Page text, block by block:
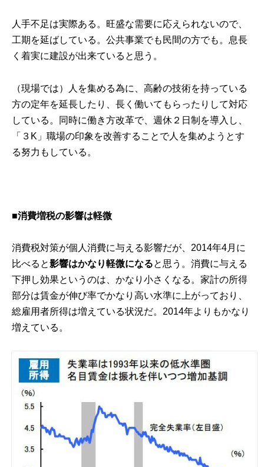
人手不足は実際ある。旺盛な需要に応えられないので、
工期を延ばしている。公共事業でも民間の方でも。息長
く着実に建設が出来ていると思う。
（現場では）人を集める為に、高齢の技術を持っている
方の定年を延長したり、長く働いてもらったりして対応
している。同時に働き方改革で、週休２日制を導入し、
「３K」職場の印象を改善することで人を集めようとす
る努力もしている。
■消費増税の影響は軽微
消費税対策が個人消費に与える影響だが、2014年4月に
比べると影響はかなり軽微になると思う。消費に与える
下押し効果というのは、かなり小さくなる。家計の所得
部分は賃金が伸び率でかなり高い水準に上がっており、
総雇用者所得は増えている状況だ。2014年よりもかなり
増えている。